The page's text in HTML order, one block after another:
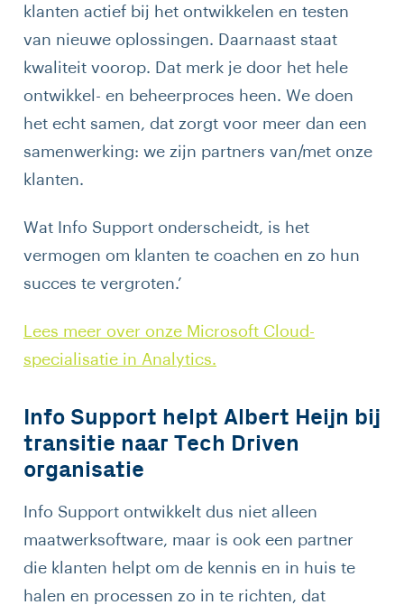
klanten actief bij het ontwikkelen en testen
van nieuwe oplossingen. Daarnaast staat
kwaliteit voorop. Dat merk je door het hele
ontwikkel- en beheerproces heen. We doen
het echt samen, dat zorgt voor meer dan een
samenwerking: we zijn partners van/met onze
klanten.
Wat Info Support onderscheidt, is het
vermogen om klanten te coachen en zo hun
succes te vergroten.’
Lees meer over onze Microsoft Cloud-
specialisatie in Analytics.
Info Support helpt Albert Heijn bij
transitie naar Tech Driven
organisatie
Info Support ontwikkelt dus niet alleen
maatwerksoftware, maar is ook een partner
die klanten helpt om de kennis en in huis te
halen en processen zo in te richten, dat